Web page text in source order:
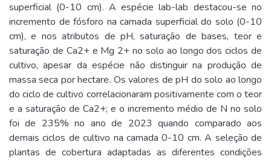
superficial (0-10 cm). A espécie lab-lab destacou-se no
incremento de fósforo na camada superficial do solo (0-10
cm), e nos atributos de pH, saturação de bases, teor e
saturação de Ca2+ e Mg 2+ no solo ao longo dos ciclos de
cultivo, apesar da espécie não distinguir na produção de
massa seca por hectare. Os valores de pH do solo ao longo
do ciclo de cultivo correlacionaram positivamente com o teor
e a saturação de Ca2+; e o incremento médio de N no solo
foi de 235% no ano de 2023 quando comparado aos
demais ciclos de cultivo na camada 0-10 cm. A seleção de
plantas de cobertura adaptadas as diferentes condições